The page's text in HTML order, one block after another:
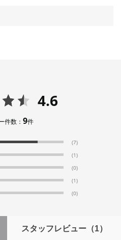
4.6
件数：9件
(7)
(1)
(0)
(1)
(0)
スタッフレビュー（1）